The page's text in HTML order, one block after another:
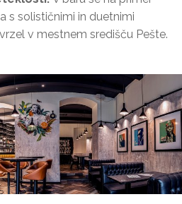
s solističnimi in duetnimi
v mestnem središču Pešte.